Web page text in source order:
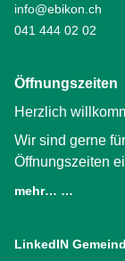
info@ebikon.ch
041 444 02 02
Öffnungszeiten
Herzlich
Wir sind gerne
Öffnungszeiten
mehr… …
LinkedIN